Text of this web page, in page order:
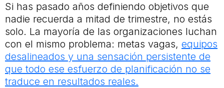
Si has pasado años definiendo objetivos que
nadie recuerda a mitad de trimestre, no estás
solo. La mayoría de las organizaciones luchan
con el mismo problema: metas vagas, equipos
desalineados y una sensación persistente de
que todo ese esfuerzo de planificación no se
traduce en resultados reales.